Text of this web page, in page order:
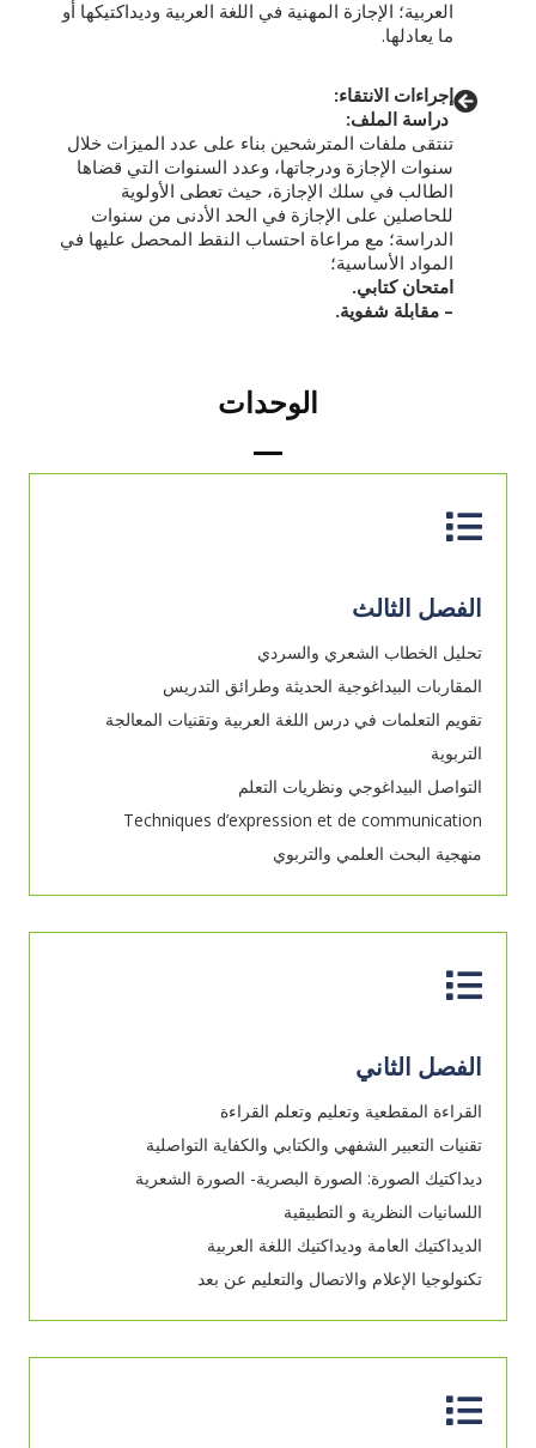
العربية؛ الإجازة المهنية في اللغة العربية وديداكتيكها أو
ما يعادلها.
إجراءات الانتقاء:
دراسة الملف:
تنتقى ملفات المترشحين بناء على عدد الميزات خلال
سنوات الإجازة ودرجاتها، وعدد السنوات التي قضاها
الطالب في سلك الإجازة، حيث تعطى الأولوية
للحاصلين على الإجازة في الحد الأدنى من سنوات
الدراسة؛ مع مراعاة احتساب النقط المحصل عليها في
المواد الأساسية؛
امتحان كتابي.
– مقابلة شفوية.
الوحدات
الفصل الثالث
تحليل الخطاب الشعري والسردي
المقاربات البيداغوجية الحديثة وطرائق التدريس
تقويم التعلمات في درس اللغة العربية وتقنيات المعالجة
التربوية
التواصل البيداغوجي ونظريات التعلم
Techniques d’expression et de communication
منهجية البحث العلمي والتربوي
الفصل الثاني
القراءة المقطعية وتعليم وتعلم القراءة
تقنيات التعبير الشفهي والكتابي والكفاية التواصلية
ديداكتيك الصورة: الصورة البصرية- الصورة الشعرية
اللسانيات النظرية و التطبيقية
الديداكتيك العامة وديداكتيك اللغة العربية
تكنولوجيا الإعلام والاتصال والتعليم عن بعد